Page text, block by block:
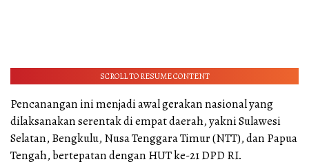
SCROLL TO RESUME CONTENT
Pencanangan ini menjadi awal gerakan nasional yang
dilaksanakan serentak di empat daerah, yakni Sulawesi
Selatan, Bengkulu, Nusa Tenggara Timur (NTT), dan Papua
Tengah, bertepatan dengan HUT ke-21 DPD RI.